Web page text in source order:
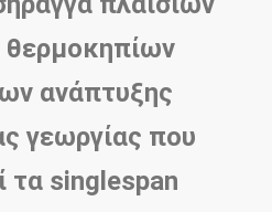
ανάπτυξης
γεωργίας που
τα singlespan